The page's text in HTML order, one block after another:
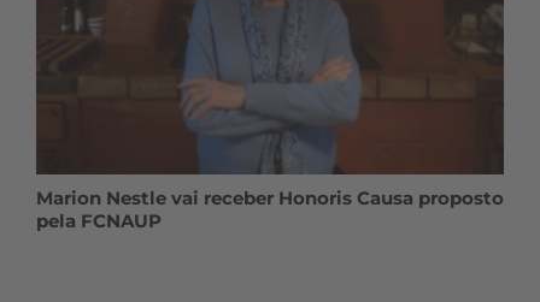
Marion Nestle vai receber Honoris Causa proposto
pela FCNAUP